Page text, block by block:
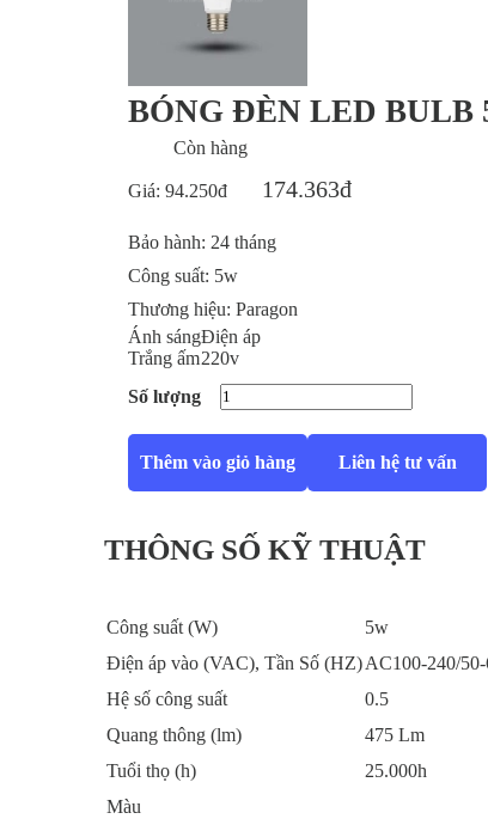
BÓNG ĐÈN LED BULB
Còn hàng
Giá: 94.250đ 174.363đ
Bảo hành: 24 tháng
Công suất: 5w
Thương hiệu: Paragon
Ánh sáng
Trắng ấm
Điện áp
220v
Số lượng
Thêm vào giỏ hàng Liên hệ tư vấn
THÔNG SỐ KỸ THUẬT
Công suất (W)
5w
Điện áp vào (VAC), Tần Số (HZ)AC100-240/
Hệ số công suất
0.5
Quang thông (lm)
475 Lm
Tuổi thọ (h)
25.000h
Màu